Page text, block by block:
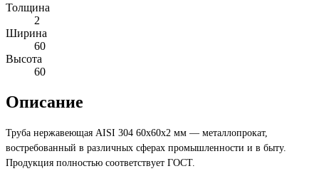
Толщина
2
Ширина
60
Высота
60
Описание
Труба нержавеющая AISI 304 60х60х2 мм — металлопрокат,
востребованный в различных сферах промышленности и в быту.
Продукция полностью соответствует ГОСТ.